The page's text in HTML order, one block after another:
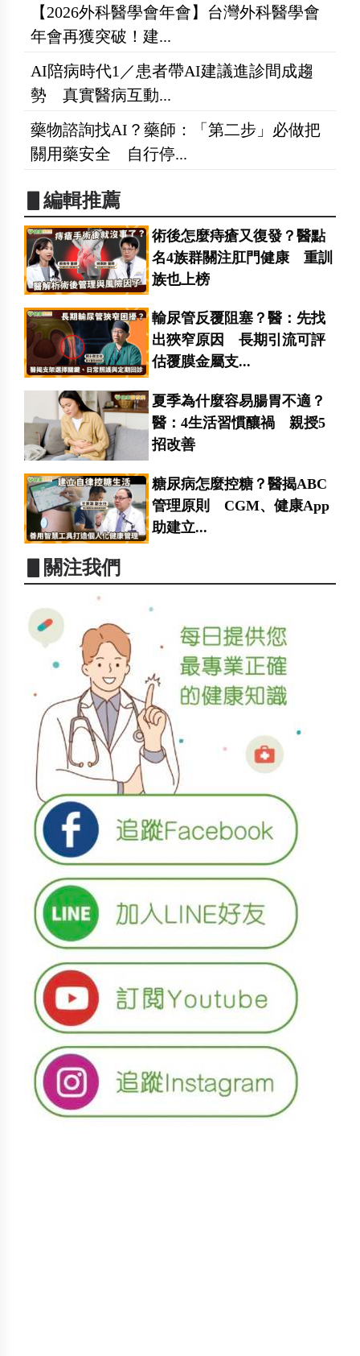
【2026外科醫學會年會】台灣外科醫學會
年會再獲突破！建...
AI陪病時代1／患者帶AI建議進診間成趨
勢 真實醫病互動...
藥物諮詢找AI？藥師：「第二步」必做把
關用藥安全 自行停...
▋編輯推薦
術後怎麼痔瘡又復發？醫點
名4族群關注肛門健康 重訓
族也上榜
輸尿管反覆阻塞？醫：先找
出狹窄原因 長期引流可評
估覆膜金屬支...
夏季為什麼容易腸胃不適？
醫：4生活習慣釀禍 親授5
招改善
糖尿病怎麼控糖？醫揭ABC
管理原則 CGM、健康App
助建立...
▋關注我們